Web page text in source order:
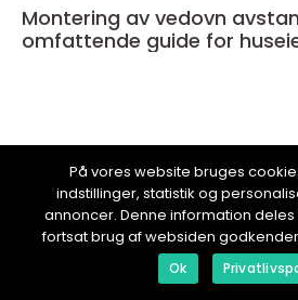
Montering av vedovn
omfattende guide for
På vores website bruges
indstillinger, statistik og
annoncer. Denne information
fortsat brug af websiden
Ok